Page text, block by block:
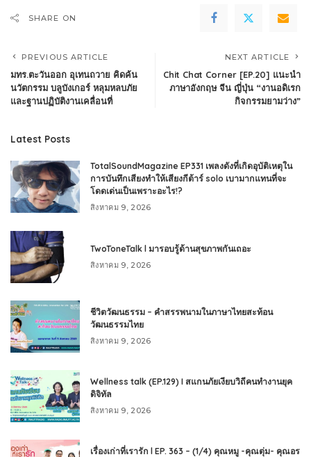
SHARE ON
PREVIOUS ARTICLE
มทร.ตะวันออก อุเทนถวาย คิดค้น
นวัตกรรม บลูบังเกอร์ หลุมหลบภัย
และฐานปฏิบัติงานเคลื่อนที่
NEXT ARTICLE
Chit Chat Corner [EP.20] แนะนำ
ภาษาอังกฤษ จีน ญี่ปุ่น “งานอดิเรก
กิจกรรมยามว่าง”
Latest Posts
TotalSoundMagazine EP331 เพลงดังที่เกิดอุบัติเหตุใน
การบันทึกเสียงทำให้เสียงกีต้าร์ solo เบามากแทนที่จะ
โดดเด่นเป็นเพราะอะไร!?
สิงหาคม 9, 2026
TwoToneTalk l มารอบรู้ด้านสุขภาพกันเถอะ
สิงหาคม 9, 2026
ชีวิตวัฒนธรรม – คำสรรพนามในภาษาไทยสะท้อน
วัฒนธรรมไทย
สิงหาคม 9, 2026
Wellness talk (EP.129) I สแกนภัยเงียบวิถีคนทำงานยุค
ดิจิทัล
สิงหาคม 9, 2026
เรื่องเก่าที่เรารัก l EP. 363 – (1/4) คุณหมู -คุณตุ่ม- คุณอร